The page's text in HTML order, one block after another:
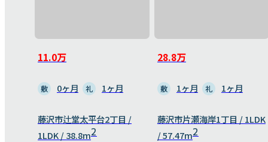
11.0万
敷 0ヶ月 礼 1ヶ月
藤沢市辻堂太平台2丁目 /
1LDK / 38.8m2
28.8万
敷 1ヶ月 礼 1ヶ月
藤沢市片瀬海岸1丁目 / 1LDK
/ 57.47m2